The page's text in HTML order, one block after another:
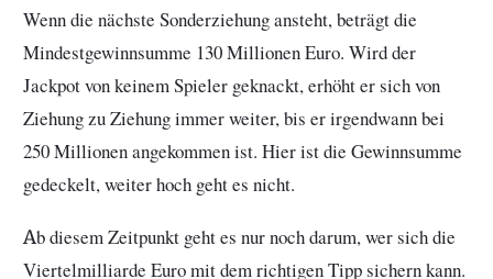
Wenn die nächste Sonderziehung ansteht, beträgt die
Mindestgewinnsumme 130 Millionen Euro. Wird der
Jackpot von keinem Spieler geknackt, erhöht er sich von
Ziehung zu Ziehung immer weiter, bis er irgendwann bei
250 Millionen angekommen ist. Hier ist die Gewinnsumme
gedeckelt, weiter hoch geht es nicht.
Ab diesem Zeitpunkt geht es nur noch darum, wer sich die
Viertelmilliarde Euro mit dem richtigen Tipp sichern kann.